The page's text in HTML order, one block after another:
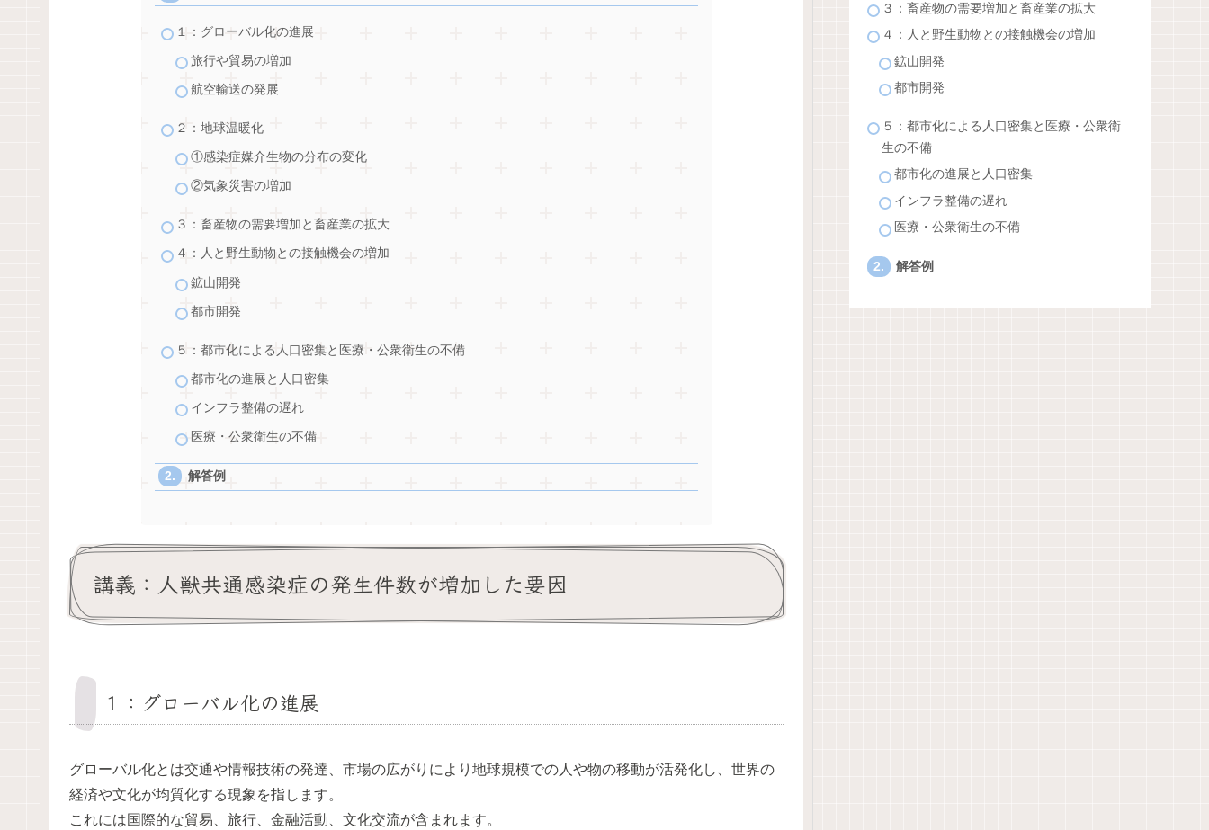
１：グローバル化の進展
旅行や貿易の増加
航空輸送の発展
２：地球温暖化
①感染症媒介生物の分布の変化
②気象災害の増加
３：畜産物の需要増加と畜産業の拡大
４：人と野生動物との接触機会の増加
鉱山開発
都市開発
５：都市化による人口密集と医療・公衆衛生の不備
都市化の進展と人口密集
インフラ整備の遅れ
医療・公衆衛生の不備
解答例
講義：人獣共通感染症の発生件数が増加した要因
１：グローバル化の進展
グローバル化とは交通や情報技術の発達、市場の広がりにより地球規模での人や物の移動が活発化し、世界の
経済や文化が均質化する現象を指します。
これには国際的な貿易、旅行、金融活動、文化交流が含まれます。
３：畜産物の需要増加と畜産業の拡大
４：人と野生動物との接触機会の増加
鉱山開発
都市開発
５：都市化による人口密集と医療・公衆衛
生の不備
都市化の進展と人口密集
インフラ整備の遅れ
医療・公衆衛生の不備
解答例